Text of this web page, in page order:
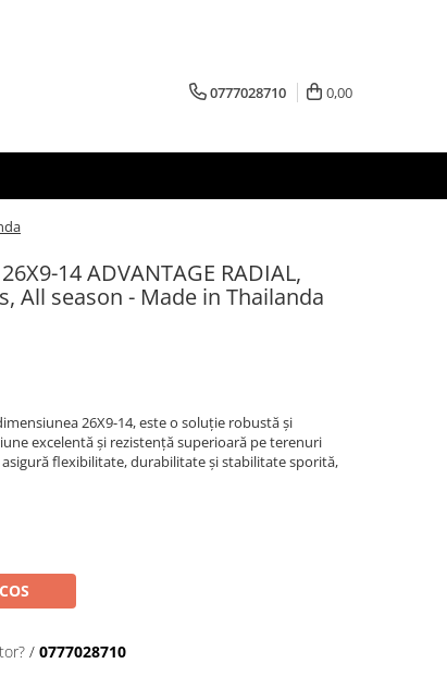
0777028710 0,00
14 ADVANTAGE RADIAL,
All season - Made in Thailanda
26X9-14, este o soluție robustă și
excelentă și rezistență superioară pe terenuri
flexibilitate, durabilitate și stabilitate sporită,
/ 0777028710